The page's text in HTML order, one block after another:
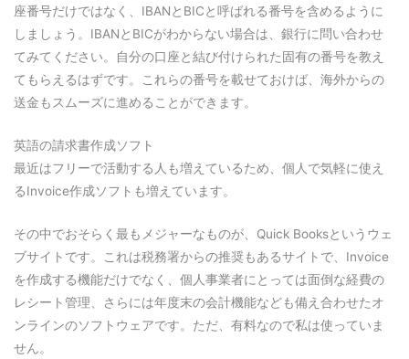
座番号だけではなく、IBANとBICと呼ばれる番号を含めるように
しましょう。IBANとBICがわからない場合は、銀行に問い合わせ
てみてください。自分の口座と結び付けられた固有の番号を教え
てもらえるはずです。これらの番号を載せておけば、海外からの
送金もスムーズに進めることができます。
英語の請求書作成ソフト
最近はフリーで活動する人も増えているため、個人で気軽に使え
るInvoice作成ソフトも増えています。
その中でおそらく最もメジャーなものが、Quick Booksというウェ
ブサイトです。これは税務署からの推奨もあるサイトで、Invoice
を作成する機能だけでなく、個人事業者にとっては面倒な経費の
レシート管理、さらには年度末の会計機能なども備え合わせたオ
ンラインのソフトウェアです。ただ、有料なので私は使っていま
せん。